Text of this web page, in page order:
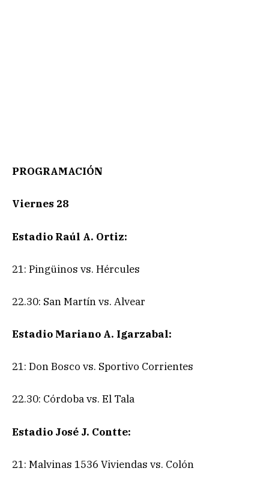
PROGRAMACIÓN
Viernes 28
Estadio Raúl A. Ortiz:
21: Pingüinos vs. Hércules
22.30: San Martín vs. Alvear
Estadio Mariano A. Igarzabal:
21: Don Bosco vs. Sportivo Corrientes
22.30: Córdoba vs. El Tala
Estadio José J. Contte:
21: Malvinas 1536 Viviendas vs. Colón